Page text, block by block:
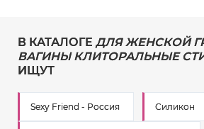
В КАТАЛОГЕ ДЛЯ ЖЕНСКОЙ
ВАГИНЫ КЛИТОРАЛЬНЫЕ
ИЩУТ
Sexy Friend - Россия Силикон